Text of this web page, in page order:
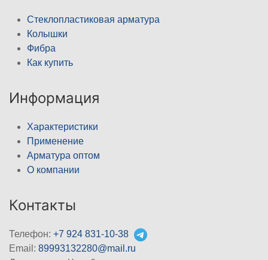
Стеклопластиковая арматура
Колышки
Фибра
Как купить
Информация
Характеристики
Применение
Арматура оптом
О компании
Контакты
Телефон: +7 924 831-10-38
Email: 89993132280@mail.ru